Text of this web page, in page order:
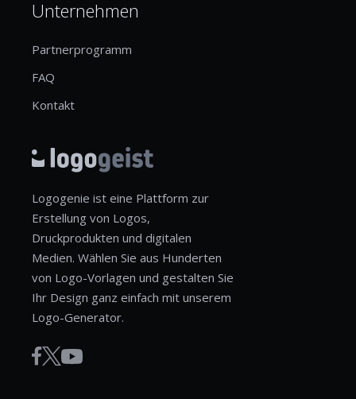
Unternehmen
Partnerprogramm
FAQ
Kontakt
Logogenie ist eine Plattform zur
Erstellung von Logos,
Druckprodukten und digitalen
Medien. Wählen Sie aus Hunderten
von Logo-Vorlagen und gestalten Sie
Ihr Design ganz einfach mit unserem
Logo-Generator.